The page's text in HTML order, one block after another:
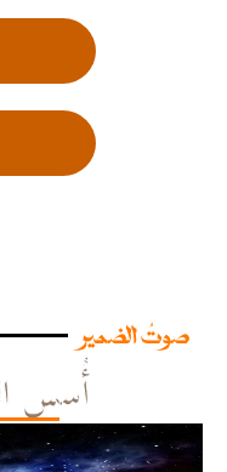
صوتُ الضمير
أُسس